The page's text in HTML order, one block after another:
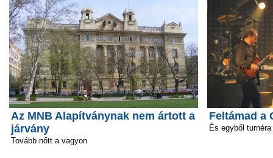
Az MNB Alapítványnak nem ártott a
járvány
Tovább nőtt a vagyon
Feltámad a
És egyből